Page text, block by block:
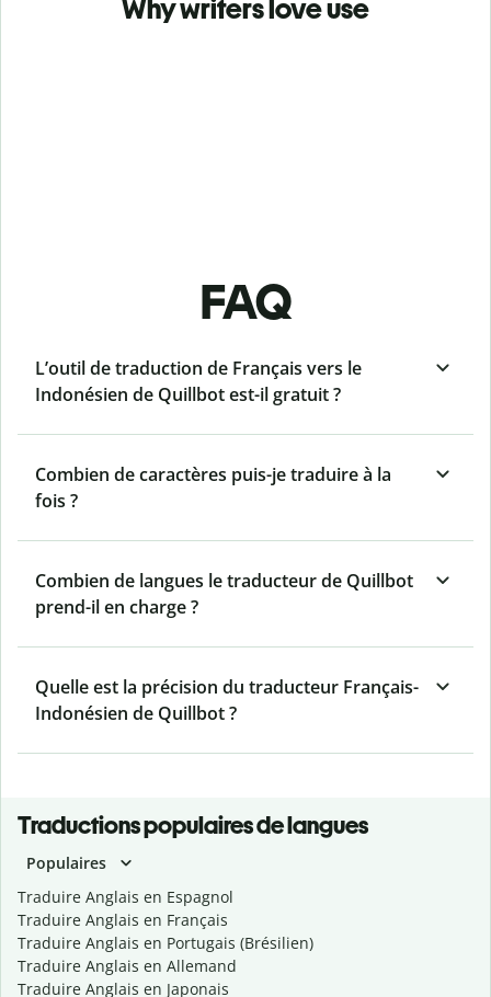
Why writers love use
FAQ
L’outil de traduction de Français vers le
Indonésien de Quillbot est-il gratuit ?
Combien de caractères puis-je traduire à la
fois ?
Combien de langues le traducteur de Quillbot
prend-il en charge ?
Quelle est la précision du traducteur Français-
Indonésien de Quillbot ?
Traductions populaires de langues
Populaires
Traduire Anglais en Espagnol
Traduire Anglais en Français
Traduire Anglais en Portugais (Brésilien)
Traduire Anglais en Allemand
Traduire Anglais en Japonais